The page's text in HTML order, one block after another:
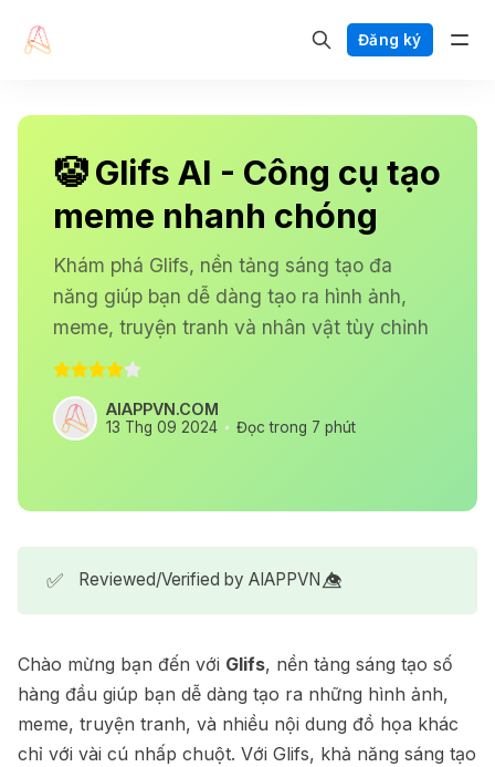
Đăng ký
🤡 Glifs AI - Công cụ tạo
meme nhanh chóng
Khám phá Glifs, nền tảng sáng tạo đa
năng giúp bạn dễ dàng tạo ra hình ảnh,
meme, truyện tranh và nhân vật tùy chỉnh
AIAPPVN.COM
13 Thg 09 2024 Đọc trong 7 phút
✅ Reviewed/Verified by AIAPPVN 👁️⃤
Chào mừng bạn đến với Glifs, nền tảng sáng tạo số
hàng đầu giúp bạn dễ dàng tạo ra những hình ảnh,
meme, truyện tranh, và nhiều nội dung đồ họa khác
chỉ với vài cú nhấp chuột. Với Glifs, khả năng sáng tạo